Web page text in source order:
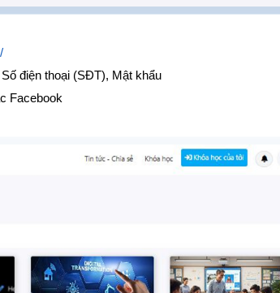
DS
điện thoại (SĐT), Mật khẩu
Facebook